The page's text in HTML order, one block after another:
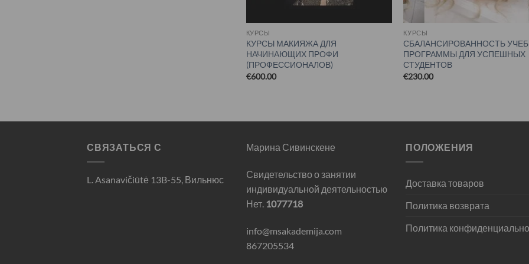
КУРСЫ
КУРСЫ МАКИЯЖА ДЛЯ
НАЧИНАЮЩИХ ПРОФИ
(ПРОФЕССИОНАЛОВ)
€600.00
КУРСЫ
СБАЛАНСИРОВАННОСТЬ
ПРОГРАММЫ ДЛЯ УСПЕШНЫХ
СТУДЕНТОВ
€230.00
СВЯЗАТЬСЯ С
L. Asanavičiūtė 13B-55, Вильнюс
Марина Сивинскене
Свидетельство о занятии
индивидуальной деятельностью
Нет. 1077718
info@msakademija.com
867205534
ПОЛОЖЕНИЯ
Доставка товаров
Политика возврата
Политика